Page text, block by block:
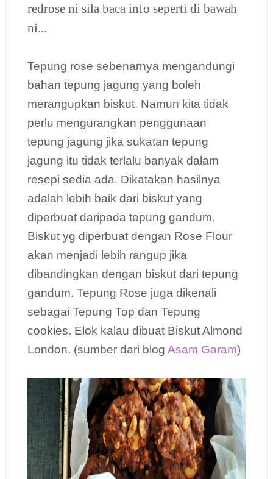
redrose ni sila baca info seperti di bawah
ni...
Tepung rose sebenarnya mengandungi
bahan tepung jagung yang boleh
merangupkan biskut. Namun kita tidak
perlu mengurangkan penggunaan
tepung jagung jika sukatan tepung
jagung itu tidak terlalu banyak dalam
resepi sedia ada. Dikatakan hasilnya
adalah lebih baik dari biskut yang
diperbuat daripada tepung gandum.
Biskut yg diperbuat dengan Rose Flour
akan menjadi lebih rangup jika
dibandingkan dengan biskut dari tepung
gandum. Tepung Rose juga dikenali
sebagai Tepung Top dan Tepung
cookies. Elok kalau dibuat Biskut Almond
London. (sumber dari blog Asam Garam)